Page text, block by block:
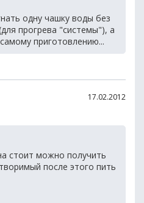
одну чашку воды без
прогрева "системы"), а
приготовлению...
17.02.2012
стоит можно получить
после этого пить